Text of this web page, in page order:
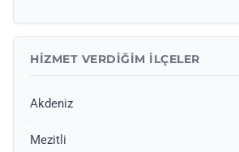
HIZMET VERDIĞIM İLÇELER
Akdeniz
Mezitli